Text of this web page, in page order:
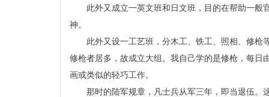
此外又成立一英文班和日文班，目的在帮助一
神。
此外又设一工艺班，分木工、铁工、照相、修
修枪者居多，故成立大组。我自己学的是修枪，每
画或类似的轻巧工作。
那时的陆军规章，凡士兵从军三年，即当退伍。